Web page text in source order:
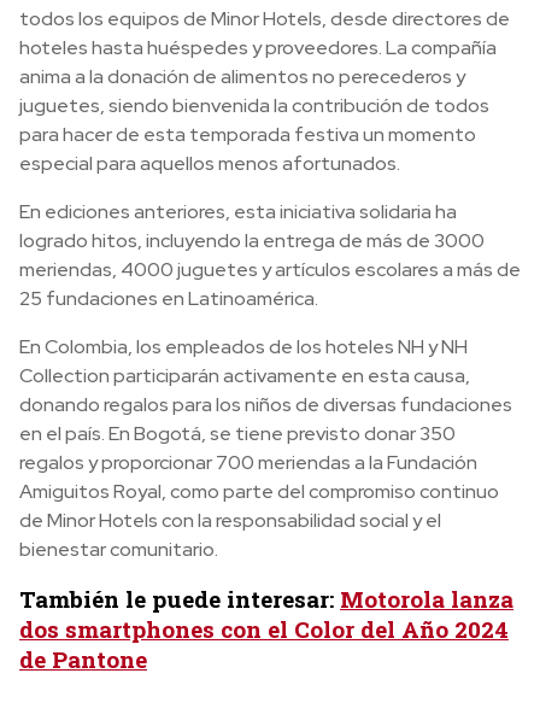
todos los equipos de Minor Hotels, desde directores de
hoteles hasta huéspedes y proveedores. La compañía
anima a la donación de alimentos no perecederos y
juguetes, siendo bienvenida la contribución de todos
para hacer de esta temporada festiva un momento
especial para aquellos menos afortunados.
En ediciones anteriores, esta iniciativa solidaria ha
logrado hitos, incluyendo la entrega de más de 3000
meriendas, 4000 juguetes y artículos escolares a más de
25 fundaciones en Latinoamérica.
En Colombia, los empleados de los hoteles NH y NH
Collection participarán activamente en esta causa,
donando regalos para los niños de diversas fundaciones
en el país. En Bogotá, se tiene previsto donar 350
regalos y proporcionar 700 meriendas a la Fundación
Amiguitos Royal, como parte del compromiso continuo
de Minor Hotels con la responsabilidad social y el
bienestar comunitario.
También le puede interesar: Motorola lanza
dos smartphones con el Color del Año 2024
de Pantone